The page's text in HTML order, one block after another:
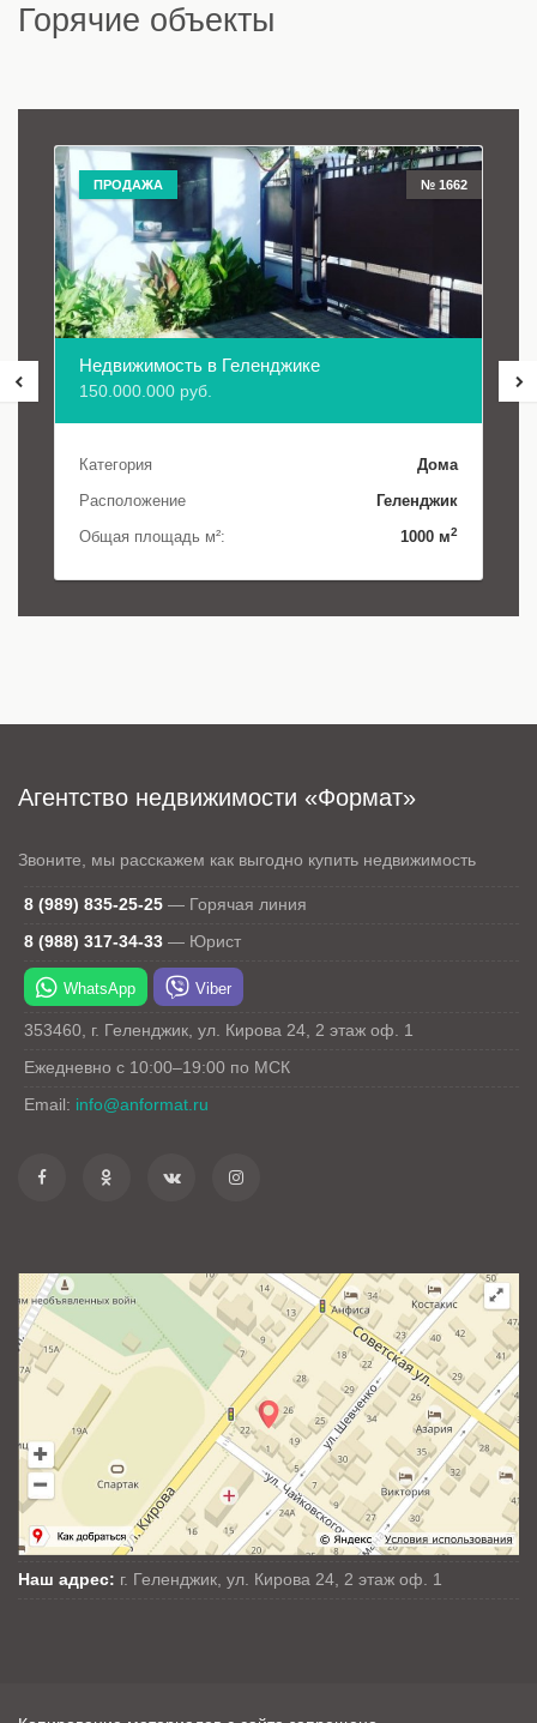
Горячие объекты
ПРОДАЖА № 1662
Недвижимость в Геленджике
150.000.000 руб.
Категория
Дома
Расположение
Геленджик
Общая площадь м²:
1000 м2
Агентство недвижимости «Формат»
Звоните, мы расскажем как выгодно купить недвижимость
8 (989) 835-25-25 — Горячая линия
8 (988) 317-34-33 — Юрист
WhatsApp Viber
353460, г. Геленджик, ул. Кирова 24, 2 этаж оф. 1
Ежедневно с 10:00–19:00 по МСК
Email: info@anformat.ru
Наш адрес: г. Геленджик, ул. Кирова 24, 2 этаж оф. 1